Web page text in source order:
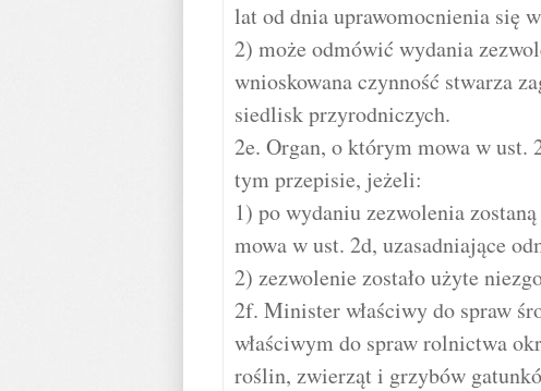
lat od dnia uprawomocnienia się
2) może odmówić wydania
wnioskowana czynność stwarza
siedlisk przyrodniczych.
2e. Organ, o którym mowa w
tym przepisie, jeżeli:
1) po wydaniu zezwolenia
mowa w ust. 2d, uzasadniające
2) zezwolenie zostało użyte
2f. Minister właściwy do spraw
właściwym do spraw rolnictwa
roślin, zwierząt i grzybów